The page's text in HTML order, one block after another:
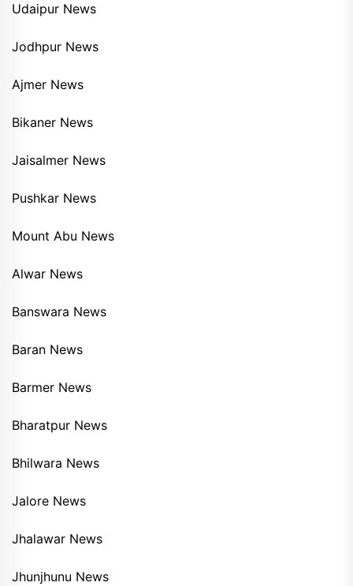
Udaipur News
Jodhpur News
Ajmer News
Bikaner News
Jaisalmer News
Pushkar News
Mount Abu News
Alwar News
Banswara News
Baran News
Barmer News
Bharatpur News
Bhilwara News
Jalore News
Jhalawar News
Jhunjhunu News